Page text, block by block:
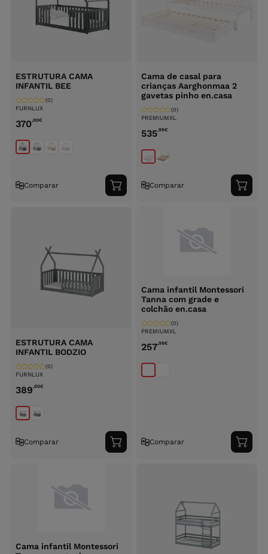
ESTRUTURA CAMA
INFANTIL BEE
FURNLUX
(0)
370,00€
Comparar
Adicionar
ao
Cama de casal para
crianças Aarghonmaa 2
gavetas pinho en.casa
PREMIUMXL
(0)
535,99€
Comparar
ao
ESTRUTURA CAMA
INFANTIL BODZIO
FURNLUX
(0)
389,00€
Comparar
Adicionar
ao
Cama infantil Montessori
Tanna com grade e
colchão en.casa
PREMIUMXL
(0)
257 ,99€
Comparar
ao
Cama infantil Montessori